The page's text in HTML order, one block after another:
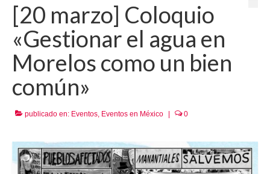
[20 marzo] Coloquio
«Gestionar el agua en
Morelos como un bien
común»
publicado en: Eventos, Eventos en México 0